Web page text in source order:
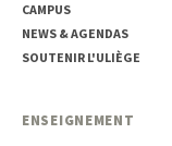
CAMPUS
NEWS & AGENDAS
SOUTENIR L'ULIÈGE
ENSEIGNEMENT